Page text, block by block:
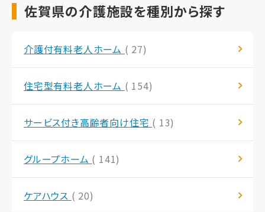
佐賀県の介護施設を種別から探す
介護付有料老人ホーム ( 27)
住宅型有料老人ホーム ( 154)
サービス付き高齢者向け住宅 ( 13)
グループホーム ( 141)
ケアハウス ( 20)